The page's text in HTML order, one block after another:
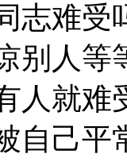
志难受
别人等
人就难
自己平